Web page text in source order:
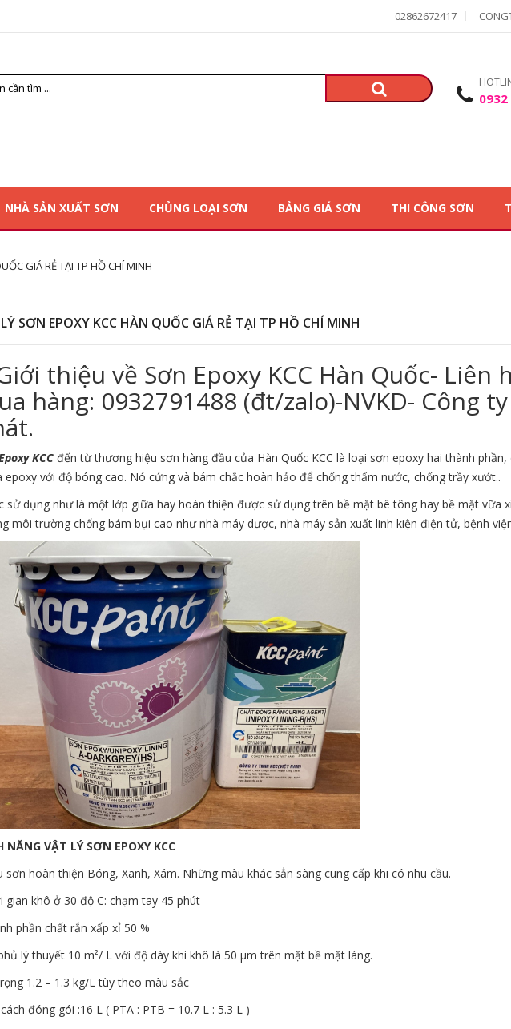
02862672417
NHÀ SẢN XUẤT SƠN CHỦNG LOẠI SƠN BẢNG GIÁ SƠN THI CÔNG SƠN
GIÁ RẺ TẠI TP HỒ CHÍ MINH
SƠN EPOXY KCC HÀN QUỐC GIÁ RẺ TẠI TP HỒ CHÍ MINH
thiệu về Sơn Epoxy KCC Hàn Quốc- Liên
hàng: 0932791488 (đt/zalo)-NVKD- Công
KCC đến từ thương hiệu sơn hàng đầu của Hàn Quốc KCC là loại sơn epoxy hai thành
epoxy với độ bóng cao. Nó cứng và bám chắc hoàn hảo để chống thấm nước, chống trầy xướt..
sử dụng như là một lớp giữa hay hoàn thiện được sử dụng trên bề mặt bê tông hay bề mặt vữa
môi trường chống bám bụi cao như nhà máy dược, nhà máy sản xuất linh kiện điện tử, bệnh
NĂNG VẬT LÝ SƠN EPOXY KCC
sơn hoàn thiện Bóng, Xanh, Xám. Những màu khác sẳn sàng cung cấp khi có nhu cầu.
gian khô ở 30 độ C: chạm tay 45 phút
phần chất rắn xấp xỉ 50 %
lý thuyết 10 m²/ L với độ dày khi khô là 50 µm trên mặt bề mặt láng.
1.2 – 1.3 kg/L tùy theo màu sắc
đóng gói :16 L ( PTA : PTB = 10.7 L : 5.3 L )